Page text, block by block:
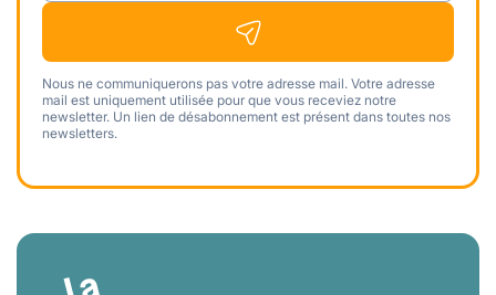
Nous ne communiquerons pas votre adresse mail. Votre adresse
mail est uniquement utilisée pour que vous receviez notre
newsletter. Un lien de désabonnement est présent dans toutes nos
newsletters.